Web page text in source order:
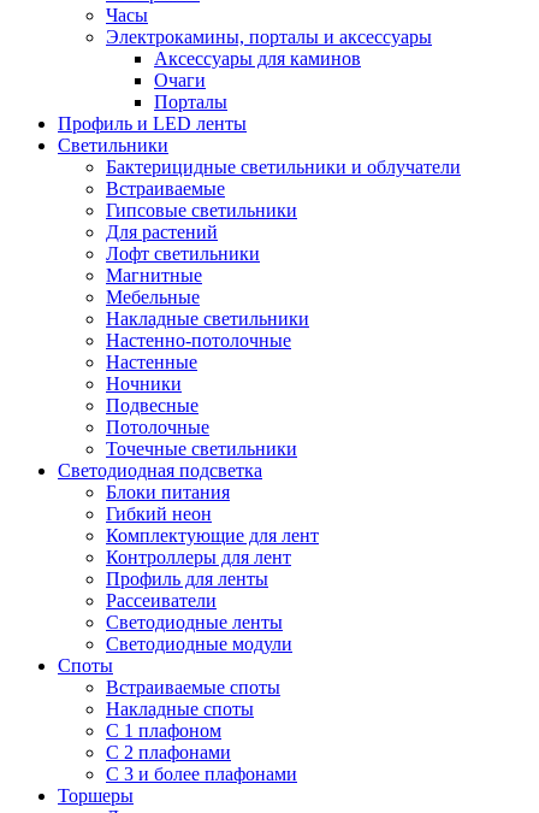
Часы
Электрокамины, порталы и аксессуары
Аксессуары для каминов
Очаги
Порталы
Профиль и LED ленты
Светильники
Бактерицидные светильники и облучатели
Встраиваемые
Гипсовые светильники
Для растений
Лофт светильники
Магнитные
Мебельные
Накладные светильники
Настенно-потолочные
Настенные
Ночники
Подвесные
Потолочные
Точечные светильники
Светодиодная подсветка
Блоки питания
Гибкий неон
Комплектующие для лент
Контроллеры для лент
Профиль для ленты
Рассеиватели
Светодиодные ленты
Светодиодные модули
Споты
Встраиваемые споты
Накладные споты
С 1 плафоном
С 2 плафонами
С 3 и более плафонами
Торшеры